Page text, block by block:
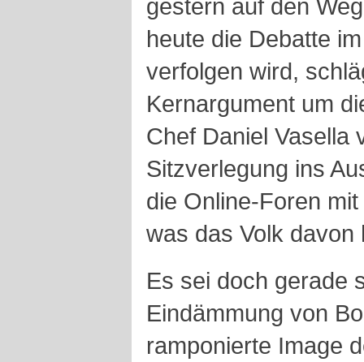
gestern auf den
heute die Debatte
verfolgen wird,
Kernargument um
Chef Daniel Vasella
Sitzverlegung ins
die Online-Foren
was das Volk davon
Es sei doch gerade
Eindämmung von
ramponierte Image